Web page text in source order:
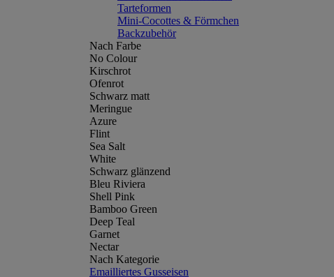
Tarteformen
Mini-Cocottes & Förmchen
Backzubehör
Nach Farbe
No Colour
Kirschrot
Ofenrot
Schwarz matt
Meringue
Azure
Flint
Sea Salt
White
Schwarz glänzend
Bleu Riviera
Shell Pink
Bamboo Green
Deep Teal
Garnet
Nectar
Nach Kategorie
Emailliertes Gusseisen